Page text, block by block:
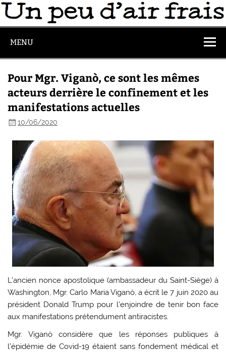
MENU
Pour Mgr. Viganò, ce sont les mêmes
acteurs derrière le confinement et les
manifestations actuelles
10/06/2020
L’ancien nonce apostolique (ambassadeur du Saint-Siège) à
Washington, Mgr. Carlo Maria Viganò, a écrit le 7 juin 2020 au
président Donald Trump pour l’enjoindre de tenir bon face
aux manifestations prétendument antiracistes.
Mgr. Viganò considère que les réponses publiques à
l’épidémie de Covid-19 étaient sans fondement médical et